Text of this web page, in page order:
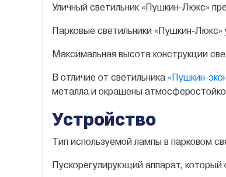
Уличный светильник «Пушкин-Люкс»
Парковые светильники «Пушкин-Люкс»
Максимальная высота конструкции
В отличие от светильника «Пушкин-
металла и окрашены
Устройство
Тип используемой лампы в парковом
Пускорегулирующий аппарат, который